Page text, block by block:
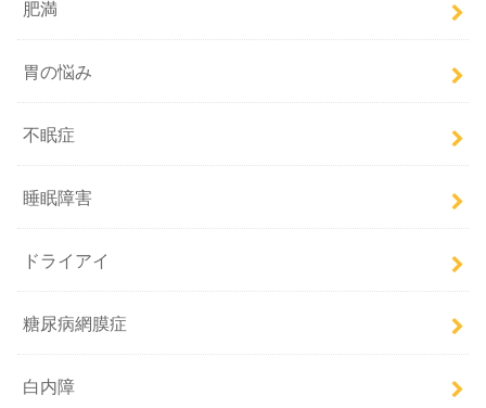
肥満
胃の悩み
不眠症
睡眠障害
ドライアイ
糖尿病網膜症
白内障